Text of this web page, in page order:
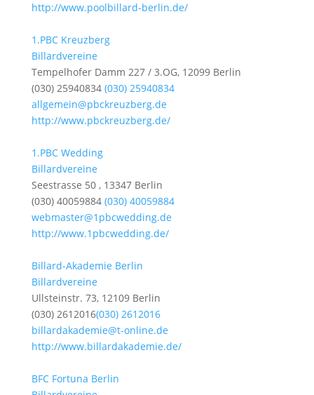
http://www.poolbillard-berlin.de/
1.PBC Kreuzberg
Billardvereine
Tempelhofer Damm 227 / 3.OG, 12099 Berlin
(030) 25940834 (030) 25940834
allgemein@pbckreuzberg.de
http://www.pbckreuzberg.de/
1.PBC Wedding
Billardvereine
Seestrasse 50 , 13347 Berlin
(030) 40059884 (030) 40059884
webmaster@1pbcwedding.de
http://www.1pbcwedding.de/
Billard-Akademie Berlin
Billardvereine
Ullsteinstr. 73, 12109 Berlin
(030) 2612016(030) 2612016
billardakademie@t-online.de
http://www.billardakademie.de/
BFC Fortuna Berlin